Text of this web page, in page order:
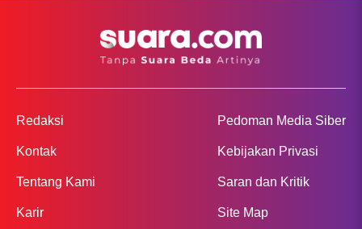
Redaksi
Kontak
Tentang Kami
Karir
Pedoman Media Siber
Kebijakan Privasi
Saran dan Kritik
Site Map